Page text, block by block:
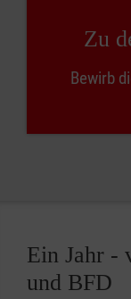
Zu
Bewirb
Ein Jahr -
und BFD